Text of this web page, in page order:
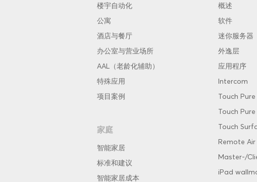
楼宇自动化
公寓
酒店与餐厅
办公室与营业场所
AAL（老龄化辅助）
特殊应用
项目案例
家庭
智能家居
标准和建议
智能家居成本
概述
软件
迷你服务器
外逸层
应用程序
Intercom
Touch Pure
Touch Pure
Touch
Remote Air
Master-/
iPad